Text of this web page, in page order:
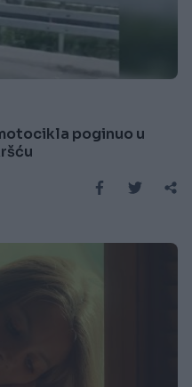
poginuo u